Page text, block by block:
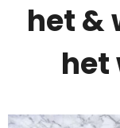
het &
het